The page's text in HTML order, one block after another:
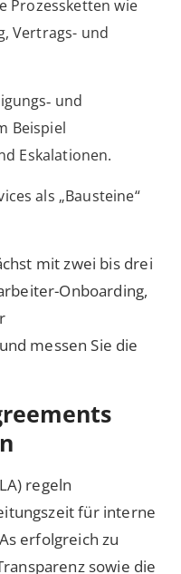
Prozessketten wie
Vertrags- und
und
Beispiel
Eskalationen.
als „Bausteine“
mit zwei bis drei
Onboarding,
messen Sie die
regeln
für interne
erfolgreich zu
sowie die